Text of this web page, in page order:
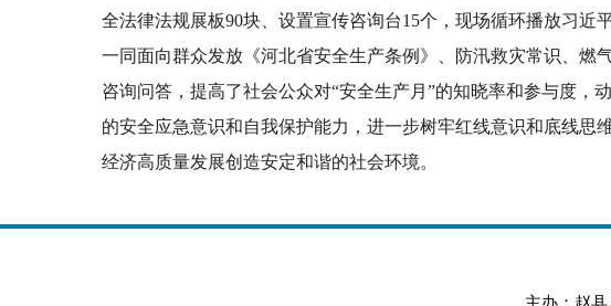
全法律法规展板90块、设置宣传咨询台15个，现场循环播放习
一同面向群众发放《河北省安全生产条例》、防汛救灾常识、燃
咨询问答，提高了社会公众对“安全生产月”的知晓率和参与度
的安全应急意识和自我保护能力，进一步树牢红线意识和底线
经济高质量发展创造安定和谐的社会环境。